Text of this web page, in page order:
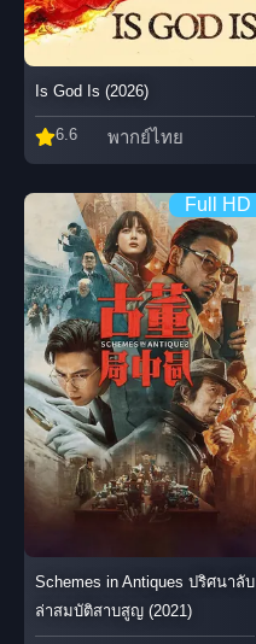
Is God Is (2026)
6.6 พากย์ไทย
Full HD
Schemes in Antiques ปริศนาลับ
ล่าสมบัติสาบสูญ (2021)